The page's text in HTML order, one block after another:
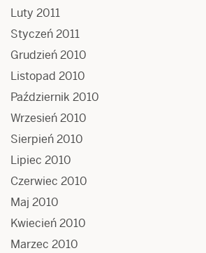
Luty 2011
Styczeń 2011
Grudzień 2010
Listopad 2010
Październik 2010
Wrzesień 2010
Sierpień 2010
Lipiec 2010
Czerwiec 2010
Maj 2010
Kwiecień 2010
Marzec 2010